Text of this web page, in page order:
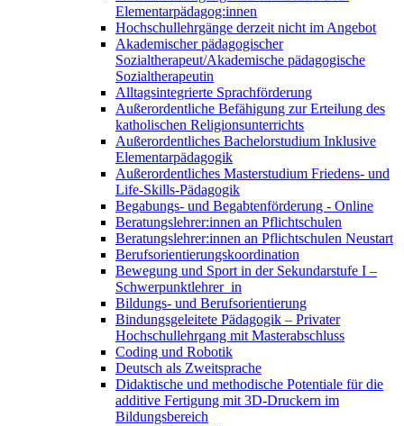
Elementarpädagog:innen
Hochschullehrgänge derzeit nicht im Angebot
Akademischer pädagogischer
Sozialtherapeut/Akademische pädagogische
Sozialtherapeutin
Alltagsintegrierte Sprachförderung
Außerordentliche Befähigung zur Erteilung des
katholischen Religionsunterrichts
Außerordentliches Bachelorstudium Inklusive
Elementarpädagogik
Außerordentliches Masterstudium Friedens- und
Life-Skills-Pädagogik
Begabungs- und Begabtenförderung - Online
Beratungslehrer:innen an Pflichtschulen
Beratungslehrer:innen an Pflichtschulen Neustart
Berufsorientierungskoordination
Bewegung und Sport in der Sekundarstufe I –
Schwerpunktlehrer_in
Bildungs- und Berufsorientierung
Bindungsgeleitete Pädagogik – Privater
Hochschullehrgang mit Masterabschluss
Coding und Robotik
Deutsch als Zweitsprache
Didaktische und methodische Potentiale für die
additive Fertigung mit 3D-Druckern im
Bildungsbereich